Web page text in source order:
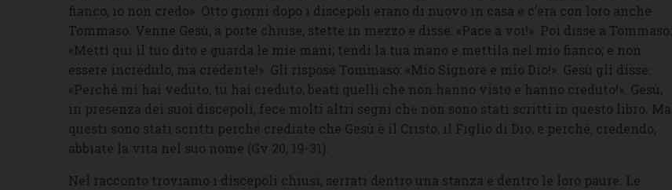
fianco, io non credo». Otto giorni dopo i discepoli erano di nuovo in casa e c’era con loro anche
Tommaso. Venne Gesù, a porte chiuse, stette in mezzo e disse: «Pace a voi!». Poi disse a Tommaso:
«Metti qui il tuo dito e guarda le mie mani; tendi la tua mano e mettila nel mio fianco; e non
essere incredulo, ma credente!». Gli rispose Tommaso: «Mio Signore e mio Dio!». Gesù gli disse:
«Perché mi hai veduto, tu hai creduto; beati quelli che non hanno visto e hanno creduto!». Gesù,
in presenza dei suoi discepoli, fece molti altri segni che non sono stati scritti in questo libro. Ma
questi sono stati scritti perché crediate che Gesù è il Cristo, il Figlio di Dio, e perché, credendo,
abbiate la vita nel suo nome (Gv 20, 19-31).
Nel racconto troviamo i discepoli chiusi, serrati dentro una stanza e dentro le loro paure. Le